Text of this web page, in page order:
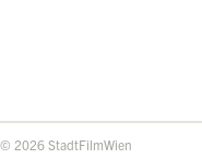
© 2026 StadtFilmWien